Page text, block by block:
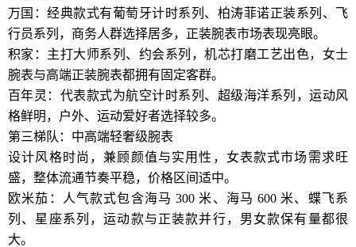
万国：经典款式有葡萄牙计时系列、柏涛菲诺正装系列、飞
行员系列，商务人群选择居多，正装腕表市场表现亮眼。
积家：主打大师系列、约会系列，机芯打磨工艺出色，女士
腕表与高端正装腕表都拥有固定客群。
百年灵：代表款式为航空计时系列、超级海洋系列，运动风
格鲜明，户外、运动爱好者选择较多。
第三梯队：中高端轻奢级腕表
设计风格时尚，兼顾颜值与实用性，女表款式市场需求旺
盛，整体流通节奏平稳，价格区间适中。
欧米茄：人气款式包含海马 300 米、海马 600 米、蝶飞系
列、星座系列，运动款与正装款并行，男女款保有量都很
大。